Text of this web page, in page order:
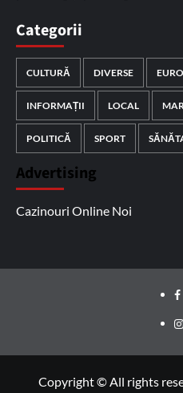
Categorii
CULTURĂ DIVERSE
INFORMAȚII LOCAL
POLITICĂ SPORT
Advertising
Cazinouri Online Noi
Copyright © All rights